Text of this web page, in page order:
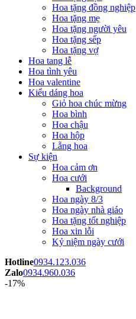
Hoa tặng đồng nghiệp
Hoa tặng mẹ
Hoa tặng người yêu
Hoa tặng sếp
Hoa tặng vợ
Hoa tang lễ
Hoa tình yêu
Hoa valentine
Kiểu dáng hoa
Giỏ hoa chúc mừng
Hoa bình
Hoa chậu
Hoa hộp
Lẵng hoa
Sự kiện
Hoa cảm ơn
Hoa cưới
Background
Hoa ngày 8/3
Hoa ngày nhà giáo
Hoa tặng tốt nghiệp
Hoa xin lỗi
Kỷ niệm ngày cưới
Hotline0934.123.036
Zalo0934.960.036
-17%